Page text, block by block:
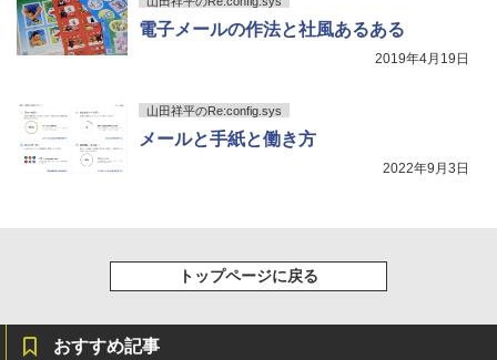
電子メールの作法と社風あるある
2019年4月19日
山田祥平のRe:config.sys
メールと手紙と働き方
2022年9月3日
トップページに戻る
おすすめ記事